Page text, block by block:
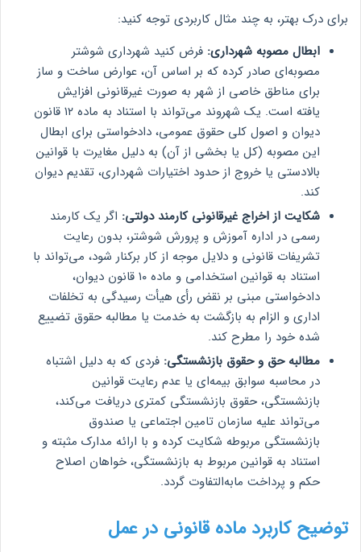
برای درک بهتر، به چند مثال کاربردی توجه کنید:
ابطال مصوبه شهرداری: فرض کنید شهرداری شوشتر
مصوبه‌ای صادر کرده که بر اساس آن، عوارض ساخت و ساز
برای مناطق خاصی از شهر به صورت غیرقانونی افزایش
یافته است. یک شهروند می‌تواند با استناد به ماده ۱۲ قانون
دیوان و اصول کلی حقوق عمومی، دادخواستی برای ابطال
این مصوبه (کل یا بخشی از آن) به دلیل مغایرت با قوانین
بالادستی یا خروج از حدود اختیارات شهرداری، تقدیم دیوان
کند.
شکایت از اخراج غیرقانونی کارمند دولتی: اگر یک کارمند
رسمی در اداره آموزش و پرورش شوشتر، بدون رعایت
تشریفات قانونی و دلایل موجه از کار برکنار شود، می‌تواند با
استناد به قوانین استخدامی و ماده ۱۰ قانون دیوان،
دادخواستی مبنی بر نقض رأی هیأت رسیدگی به تخلفات
اداری و الزام به بازگشت به خدمت یا مطالبه حقوق تضییع
شده خود را مطرح کند.
مطالبه حق و حقوق بازنشستگی: فردی که به دلیل اشتباه
در محاسبه سوابق بیمه‌ای یا عدم رعایت قوانین
بازنشستگی، حقوق بازنشستگی کمتری دریافت می‌کند،
می‌تواند علیه سازمان تامین اجتماعی یا صندوق
بازنشستگی مربوطه شکایت کرده و با ارائه مدارک مثبته و
استناد به قوانین مربوط به بازنشستگی، خواهان اصلاح
حکم و پرداخت مابه‌التفاوت گردد.
توضیح کاربرد ماده قانونی در عمل